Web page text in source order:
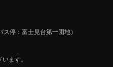
ス停：富士見台第一団地）
ます。